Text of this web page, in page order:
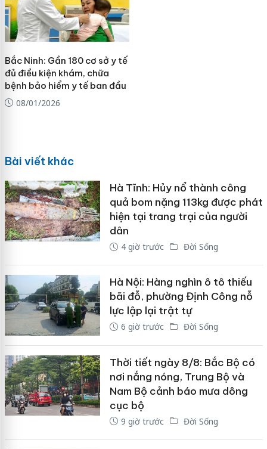
Bắc Ninh: Gần 180 cơ sở y tế
đủ điều kiện khám, chữa
bệnh bảo hiểm y tế ban đầu
08/01/2026
Bài viết khác
Hà Tĩnh: Hủy nổ thành công
quả bom nặng 113kg được phát
hiện tại trang trại của người
dân
4 giờ trước Đời Sống
Hà Nội: Hàng nghìn ô tô thiếu
bãi đỗ, phường Định Công nỗ
lực lập lại trật tự
6 giờ trước Đời Sống
Thời tiết ngày 8/8: Bắc Bộ có
nơi nắng nóng, Trung Bộ và
Nam Bộ cảnh báo mưa dông
cục bộ
9 giờ trước Đời Sống